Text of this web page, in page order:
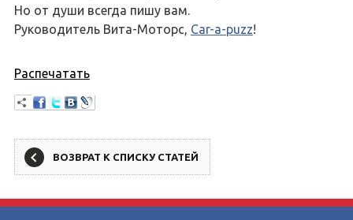
Но от души всегда пишу вам.
Руководитель Вита-Моторс, Car-a-puzz!
Распечатать
ВОЗВРАТ К СПИСКУ СТАТЕЙ